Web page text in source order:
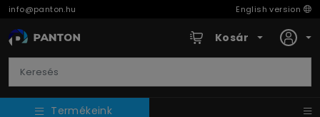
info@panton.hu English version
Kosár
Termékeink